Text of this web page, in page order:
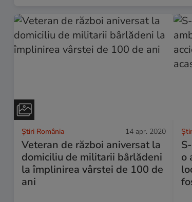
Știri România 14 apr. 2020
Veteran de război aniversat la
domiciliu de militarii bârlădeni
la împlinirea vârstei de 100 de
ani
o